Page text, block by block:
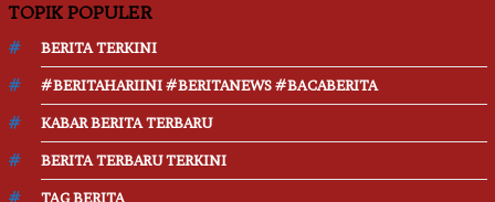
TOPIK POPULER
BERITA TERKINI
#BERITAHARIINI #BERITANEWS #BACABERITA
KABAR BERITA TERBARU
BERITA TERBARU TERKINI
TAG BERITA